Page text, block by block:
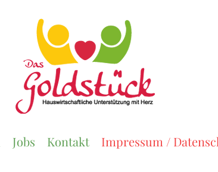
Jobs Kontakt Impressum /